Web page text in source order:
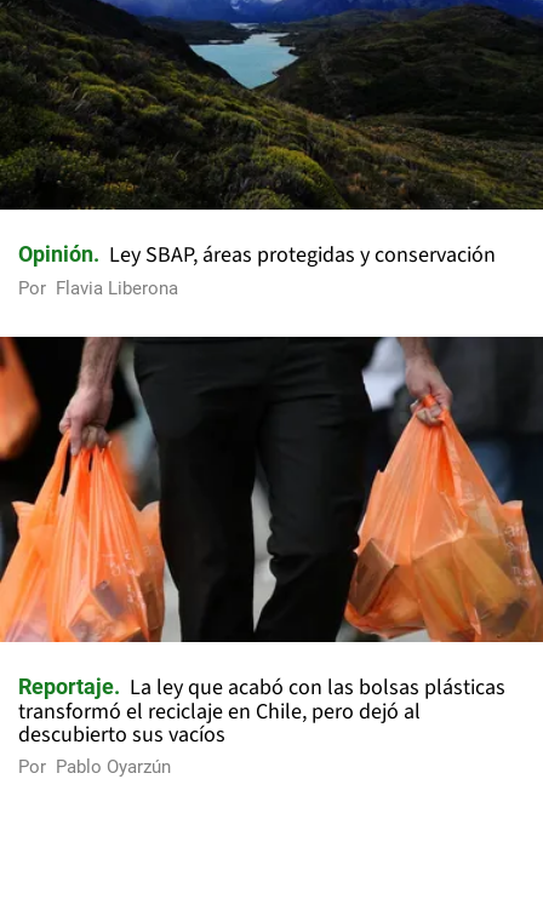
Opinión Ley SBAP, áreas protegidas y conservación
Por Flavia Liberona
Reportaje
La ley que acabó con las bolsas plásticas
transformó el reciclaje en Chile, pero dejó al
descubierto sus vacíos
Por Pablo Oyarzún